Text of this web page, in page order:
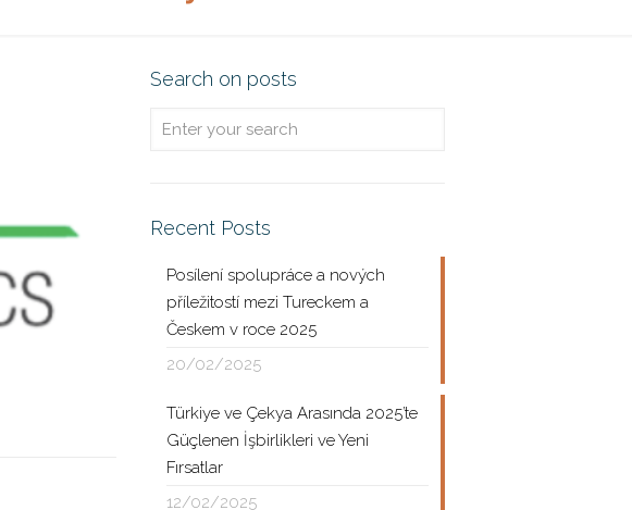
Search on posts
Recent Posts
Posílení spolupráce a nových
příležitostí mezi Tureckem a
Českem v roce 2025
20/02/2025
Türkiye ve Çekya Arasında 2025’te
Güçlenen İşbirlikleri ve Yeni
Fırsatlar
12/02/2025